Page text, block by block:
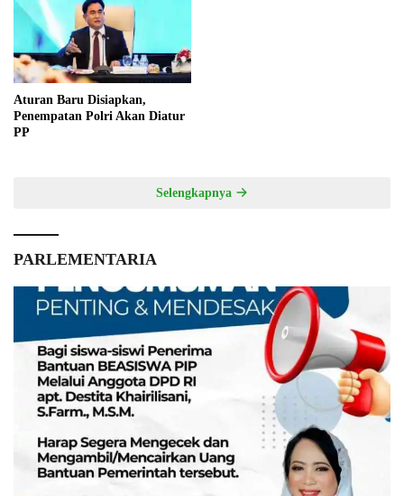
Aturan Baru Disiapkan,
Penempatan Polri Akan Diatur
PP
Selengkapnya
PARLEMENTARIA